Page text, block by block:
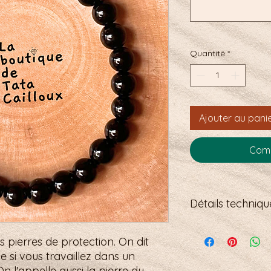
pierres de protection. On dit
si vous travaillez dans un
Quantité *
Ajouter au
Détails
Bracelet fermoir en
perles de 6 mm
taille de poignet :